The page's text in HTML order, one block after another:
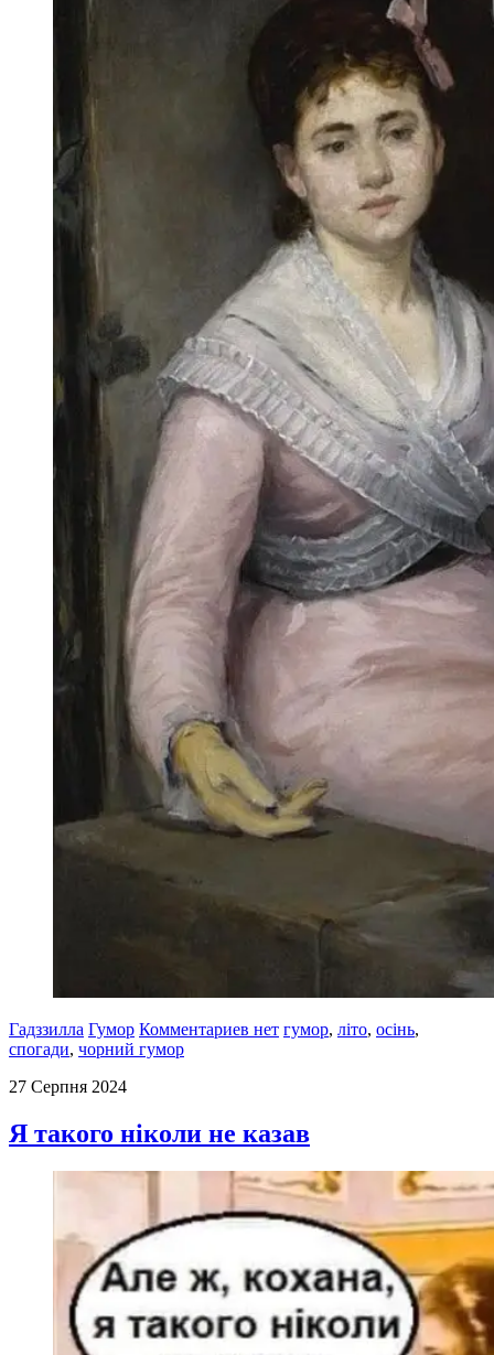
Гадззилла Гумор Комментариев нет гумор, літо, осінь,
спогади, чорний гумор
27 Серпня 2024
Я такого ніколи не казав